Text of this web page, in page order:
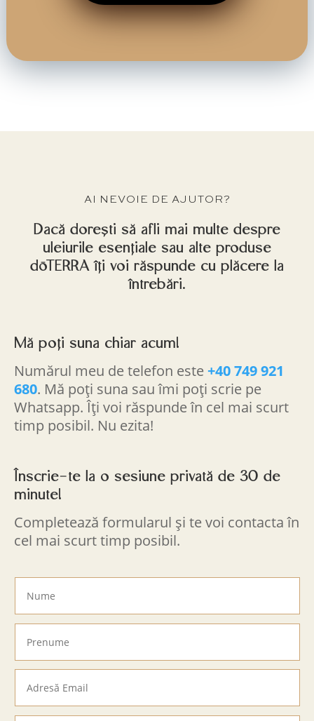
AI NEVOIE DE AJUTOR?
Dacă dorești să afli mai multe despre
uleiurile esențiale sau alte produse
dōTERRA îți voi răspunde cu plăcere la
întrebări.
Mă poți suna chiar acum!
Numărul meu de telefon este+40 749 921
680. Mă poți suna sau îmi poți scrie pe
Whatsapp. Îți voi răspunde în cel mai scurt
timp posibil. Nu ezita!
Înscrie-te la o sesiune privată de 30 de
minute!
Completează formularul și te voi contacta în
cel mai scurt timp posibil.